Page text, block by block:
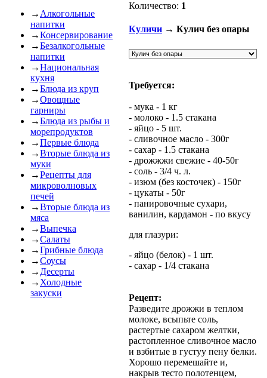
→ Алкогольные
напитки
→Консервирование
→Безалкогольные
напитки
→Национальная
кухня
→Блюда из круп
→Овощные
гарниры
→Блюда из рыбы и
морепродуктов
→Первые блюда
→Вторые блюда из
муки
→Рецепты для
микроволновых
печей
→Вторые блюда из
мяса
→Выпечка
→Салаты
→Грибные блюда
→Соусы
→ Десерты
→ Холодные
закуски
Количество: 1
Куличи → Кулич без опары
Требуется:
- мука - 1 кг
- молоко - 1.5 стакана
- яйцо - 5 шт.
- сливочное масло - 300г
- сахар - 1.5 стакана
- дрожжжи свежие - 40-50г
- соль - 3/4 ч. л.
- изюм (без косточек) - 150г
- цукаты - 50г
- панировочные сухари,
ванилин, кардамон - по вкусу
для глазури:
- яйцо (белок) - 1 шт.
- сахар - 1/4 стакана
Рецепт:
Разведите дрожжи в теплом
молоке, всыпьте соль,
растертые сахаром желтки,
растопленное сливочное масло
и взбитые в густуу пену белки.
Хорошо перемешайте и,
накрыв тесто полотенцем,